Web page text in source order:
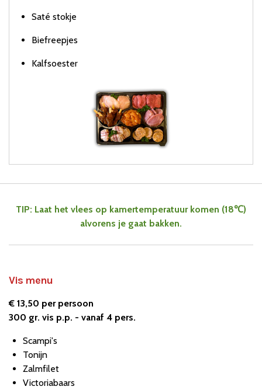
Saté stokje
Biefreepjes
Kalfsoester
TIP: Laat het vlees op kamertemperatuur komen (18℃)
alvorens je gaat bakken.
Vis menu
€ 13,50 per persoon
300 gr. vis p.p. - vanaf 4 pers.
Scampi's
Tonijn
Zalmfilet
Victoriabaars